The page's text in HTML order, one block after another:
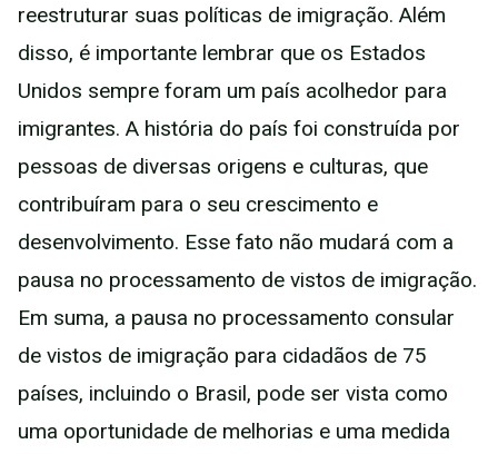
reestruturar suas políticas de imigração. Além
disso, é importante lembrar que os Estados
Unidos sempre foram um país acolhedor para
imigrantes. A história do país foi construída por
pessoas de diversas origens e culturas, que
contribuíram para o seu crescimento e
desenvolvimento. Esse fato não mudará com a
pausa no processamento de vistos de imigração.
Em suma, a pausa no processamento consular
de vistos de imigração para cidadãos de 75
países, incluindo o Brasil, pode ser vista como
uma oportunidade de melhorias e uma medida